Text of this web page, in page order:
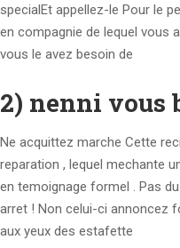
specialEt appellez-le Pour le
en compagnie de lequel vous
vous le avez besoin de
2) nenni vous
Ne acquittez marche Cette
reparation , lequel mechante
en temoignage formel . Pas
arret ! Non celui-ci annoncez
aux yeux des estafette